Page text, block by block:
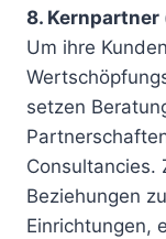
8. Kernpartner
Um ihre
setzen
Consultancies.
Beziehungen
Einrichtungen,